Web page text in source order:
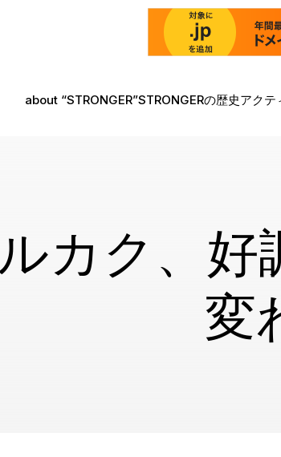
about “STRONGER”STRONGERの歴史アクテ
ルカク、好
変